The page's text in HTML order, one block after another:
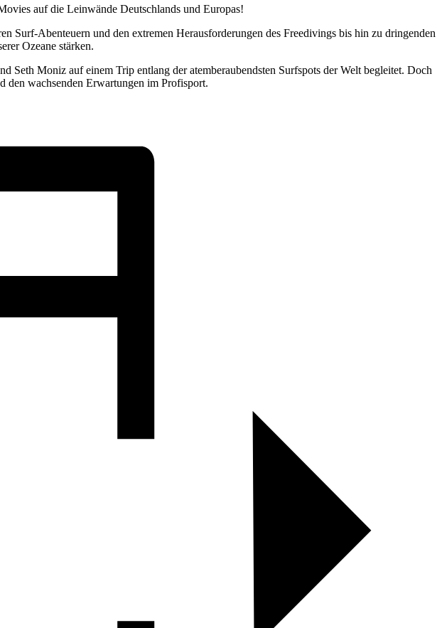
auf die Leinwände Deutschlands und Europas!
Surf-Abenteuern und den extremen Herausforderungen des Freedivings bis hin zu dringenden
Ozeane stärken.
Seth Moniz auf einem Trip entlang der atemberaubendsten Surfspots der Welt begleitet. Doch
den wachsenden Erwartungen im Profisport.